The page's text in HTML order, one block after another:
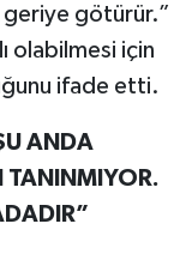
geriye götürür.”
olabilmesi için
ifade etti.
ANDA
TANINMIYOR.